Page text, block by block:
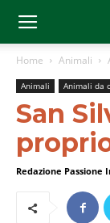
Home Animali
Animali Animali da
San
Redazione Passione